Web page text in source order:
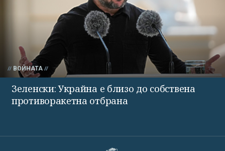
ВОЙНАТА
Зеленски: Украйна е близо до собствена
противоракетна отбрана